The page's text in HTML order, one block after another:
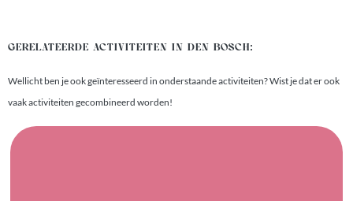
GERELATEERDE ACTIVITEITEN IN DEN BOSCH:
Wellicht ben je ook geïnteresseerd in onderstaande activiteiten? Wist je dat er ook
vaak activiteiten gecombineerd worden!